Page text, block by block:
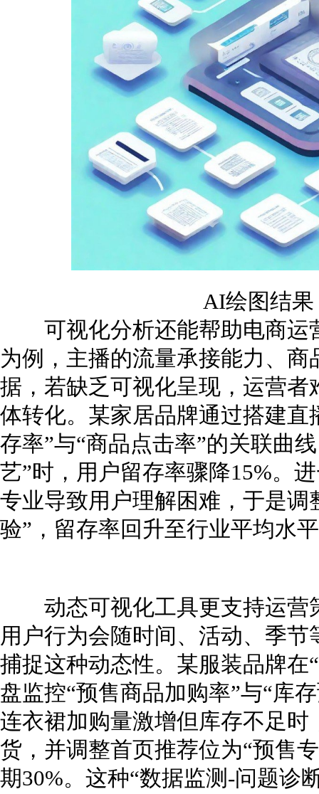
AI绘图结
可视化分析还能帮助电商运
为例，主播的流量承接能力、
据，若缺乏可视化呈现，运营
体转化。某家居品牌通过搭建
存率”与“商品点击率”的关联曲
艺”时，用户留存率骤降15%。
专业导致用户理解困难，于是调
验”，留存率回升至行业平均水
动态可视化工具更支持运营
用户行为会随时间、活动、季
捕捉这种动态性。某服装品牌在
盘监控“预售商品加购率”与“库
连衣裙加购量激增但库存不足
货，并调整首页推荐位为“预售
期30%。这种“数据监测-问题诊